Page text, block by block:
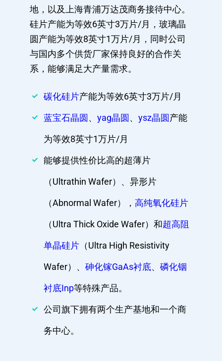
地，以及上海青浦万达茂商务接待中心。
硅片产能为等效6英寸3万片/月，玻璃晶
圆产能为等效8英寸1万片/月，同时公司
与国内多个供货厂家保持良好的合作关
系，能够满足大产量需求。
碳化硅片产能为等效6英寸3万片/月
蓝宝石晶圆 、 yag晶圆 、 ysz晶圆 产能
为等效8英寸1万片/月
能够提供性价比高的超薄片
（Ultrathin Wafer）、异形片
（Abnormal Wafer）， 高纯氧化硅片
（Ultra Thick Oxide Wafer）和超高阻
单晶硅片 （Ultra High Resistivity
Wafer）、 砷化镓GaAs衬底、 磷化铟
衬底Inp等特殊产品。
公司旗下拥有两个生产基地和一个商
务中心。